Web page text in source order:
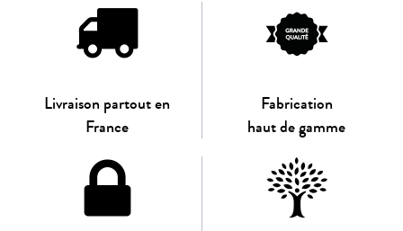
Livraison partout en
France
Fabrication
haut de gamme